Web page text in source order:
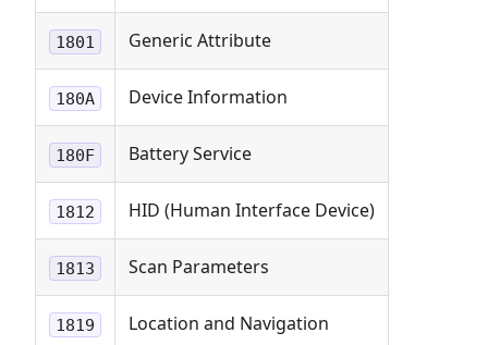
1801 Generic Attribute
180A Device Information
180F Battery Service
1812 HID (Human Interface Device)
1813 Scan Parameters
1819 Location and Navigation